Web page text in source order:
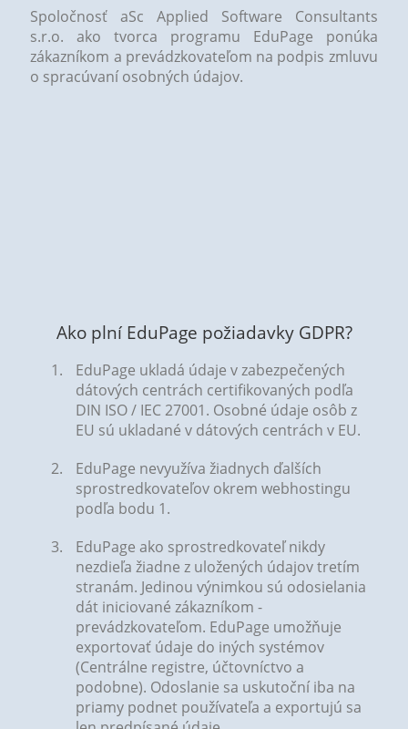
Spoločnosť aSc Applied Software Consultants
s.r.o. ako tvorca programu EduPage ponúka
zákazníkom a prevádzkovateľom na podpis zmluvu
o spracúvaní osobných údajov.
Ako plní EduPage požiadavky GDPR?
EduPage ukladá údaje v zabezpečených
dátových centrách certifikovaných podľa
DIN ISO / IEC 27001. Osobné údaje osôb z
EU sú ukladané v dátových centrách v EU.
EduPage nevyužíva žiadnych ďalších
sprostredkovateľov okrem webhostingu
podľa bodu 1.
EduPage ako sprostredkovateľ nikdy
nezdieľa žiadne z uložených údajov tretím
stranám. Jedinou výnimkou sú odosielania
dát iniciované zákazníkom -
prevádzkovateľom. EduPage umožňuje
exportovať údaje do iných systémov
(Centrálne registre, účtovníctvo a
podobne). Odoslanie sa uskutoční iba na
priamy podnet používateľa a exportujú sa